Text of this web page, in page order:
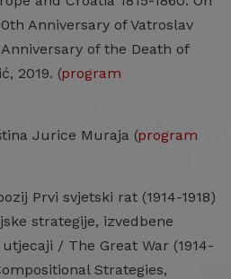
Anniversary of Vatroslav
of the Death of
2019. (program
Jurice Muraja (program
Prvi svjetski rat (1914-1918)
strategije, izvedbene
/ The Great War (1914-
Strategies,